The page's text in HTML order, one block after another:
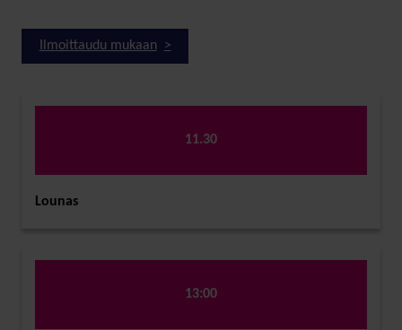
Ilmoittaudu mukaan
11.30
Lounas
13:00